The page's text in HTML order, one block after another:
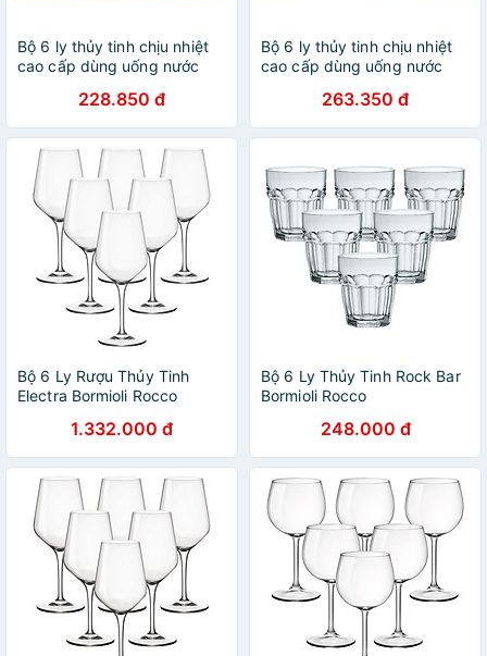
Bộ 6 ly thủy tinh chịu nhiệt
cao cấp dùng uống nước
đồng đáy tròn228.850 đ
Bộ 6 ly thủy tinh chịu nhiệt
cao cấp dùng uống nước
vàng miệng loe
263.350 đ
Bộ 6 Ly Rượu Thủy Tinh
Electra Bormioli Rocco
1.332.000 đ
Bộ 6 Ly Thủy Tinh Rock Bar
Bormioli Rocco
248.000 đ